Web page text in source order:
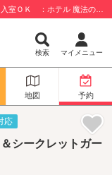
検索 マイメニュー
地図 予約
応
シークレットガー